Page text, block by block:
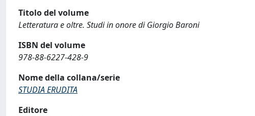
Titolo del volume
Letteratura e oltre. Studi in onore di Giorgio Baroni
ISBN del volume
978-88-6227-428-9
Nome della collana/serie
STUDIA ERUDITA
Editore